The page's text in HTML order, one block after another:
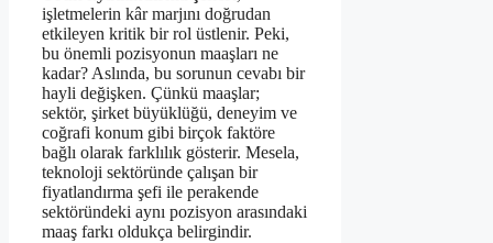
işletmelerin kâr marjını doğrudan
etkileyen kritik bir rol üstlenir. Peki,
bu önemli pozisyonun maaşları ne
kadar? Aslında, bu sorunun cevabı bir
hayli değişken. Çünkü maaşlar;
sektör, şirket büyüklüğü, deneyim ve
coğrafi konum gibi birçok faktöre
bağlı olarak farklılık gösterir. Mesela,
teknoloji sektöründe çalışan bir
fiyatlandırma şefi ile perakende
sektöründeki aynı pozisyon arasındaki
maaş farkı oldukça belirgindir.